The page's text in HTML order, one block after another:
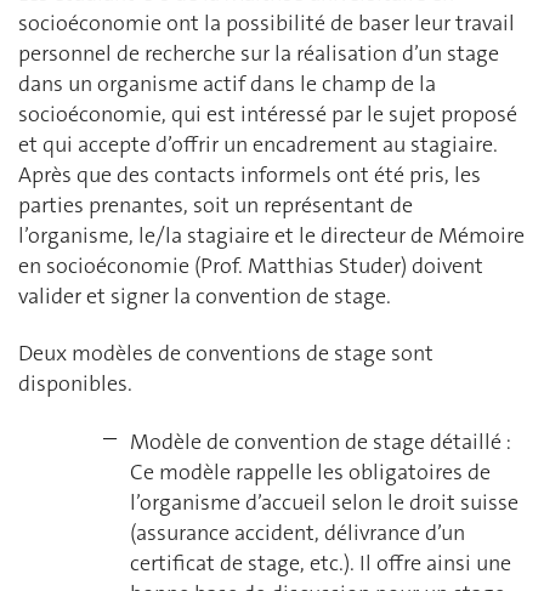
socioéconomie ont la possibilité de baser leur travail
personnel de recherche sur la réalisation d’un stage
dans un organisme actif dans le champ de la
socioéconomie, qui est intéressé par le sujet proposé
et qui accepte d’offrir un encadrement au stagiaire.
Après que des contacts informels ont été pris, les
parties prenantes, soit un représentant de
l’organisme, le/la stagiaire et le directeur de Mémoire
en socioéconomie (Prof. Matthias Studer) doivent
valider et signer la convention de stage.
Deux modèles de conventions de stage sont
disponibles.
Modèle de convention de stage détaillé :
Ce modèle rappelle les obligatoires de
l’organisme d’accueil selon le droit suisse
(assurance accident, délivrance d’un
certificat de stage, etc.). Il offre ainsi une